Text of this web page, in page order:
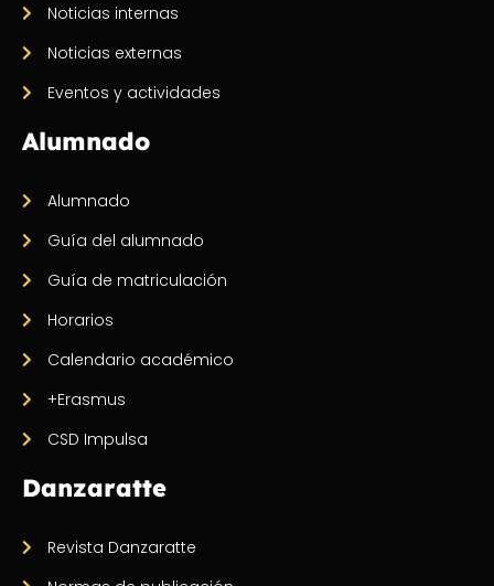
Noticias internas
Noticias externas
Eventos y actividades
Alumnado
Alumnado
Guía del alumnado
Guía de matriculación
Horarios
Calendario académico
+Erasmus
CSD Impulsa
Danzaratte
Revista Danzaratte